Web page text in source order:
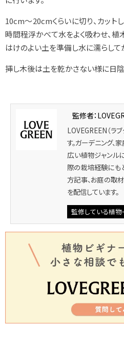
10cm～20cmくらいに切り、カット
時間程浮かべて水をよく吸わせ、
はけのよい土を準備し水に濡らして
挿し木後は土を乾かさない様に日陰
監修者：
LOVEGREEN（ラ
す。ガーデニング、
広い植物ジャンル
際の栽培経験にも
方記事、お庭の取
を配信しています。
監修している植